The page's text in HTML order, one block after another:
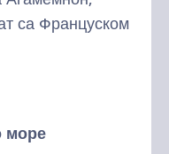
са Француском
море